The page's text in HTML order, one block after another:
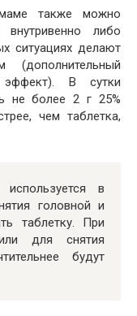
также можно
либо
ситуациях делают
эффект). В сутки
не более 2 г 25%
чем таблетка,
в
головной и
таблетку. При
для снятия
будут